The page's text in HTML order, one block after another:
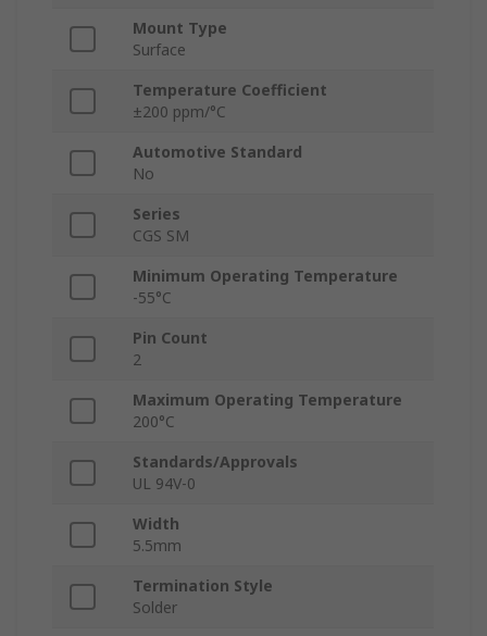
Mount Type
Surface
Temperature Coefficient
±200 ppm/°C
Automotive Standard
No
Series
CGS SM
Minimum Operating Temperature
-55°C
Pin Count
2
Maximum Operating Temperature
200°C
Standards/Approvals
UL 94V-0
Width
5.5mm
Termination Style
Solder